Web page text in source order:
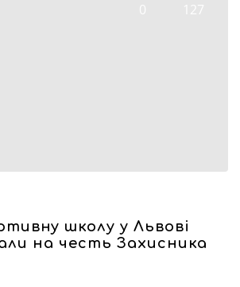
0 127
школу у Львові
на честь Захисника